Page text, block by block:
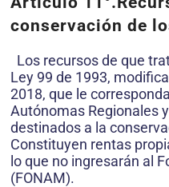
conservación de
Los recursos de que
Ley 99 de 1993,
2018, que le
Autónomas Regionales
destinados a la
Constituyen rentas
lo que no ingresarán al
(FO­NAM).